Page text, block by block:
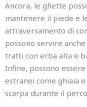
Ancora, le ghette
mantenere il piede e
attraversamento di
possono servire
tratti con erba alta e
Infine, possono
estranei come ghiaia
scarpa durante il